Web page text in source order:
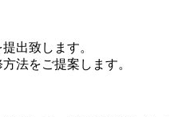
出致します。
法をご提案します。